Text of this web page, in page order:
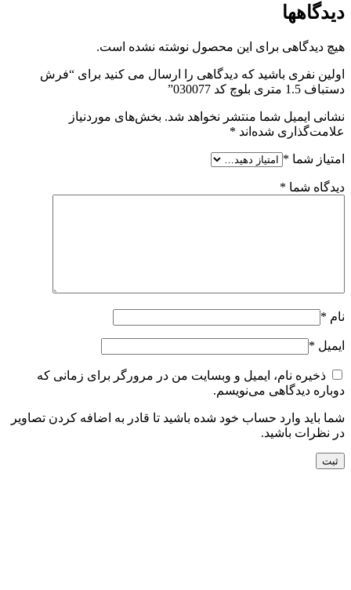
دیدگاهها
هیچ دیدگاهی برای این محصول نوشته نشده است.
اولین نفری باشید که دیدگاهی را ارسال می کنید برای “فرش
دستباف 1.5 متری بلوچ کد 030077”
نشانی ایمیل شما منتشر نخواهد شد. بخش‌های موردنیاز
علامت‌گذاری شده‌اند *
امتیاز شما *
دیدگاه شما *
نام *
ایمیل *
ذخیره نام، ایمیل و وبسایت من در مرورگر برای زمانی که
دوباره دیدگاهی می‌نویسم.
شما باید وارد حساب خود شده باشید تا قادر به اضافه کردن تصاویر
در نظرات باشید.